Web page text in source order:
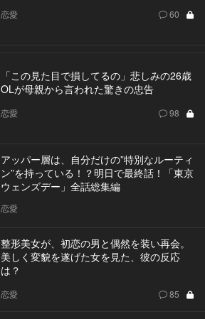
恋愛 60
「この見た目で損してるの」悲しみの26歳
OLが母親から言われた驚きの忠告
恋愛 98
アッパー層は、自分だけの”特別なルーティ
ン”を持っている！？明日で最終話！「東京
ウェンズデー」全話総集編
恋愛
整形美女が、初恋の男と偶然を装い再会。
美しく変貌を遂げた女を見た、彼の反応
は？
恋愛 85